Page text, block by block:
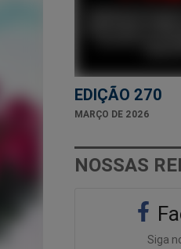
EDIÇÃO 270
MARÇO DE 2026
NOSSAS
Siga